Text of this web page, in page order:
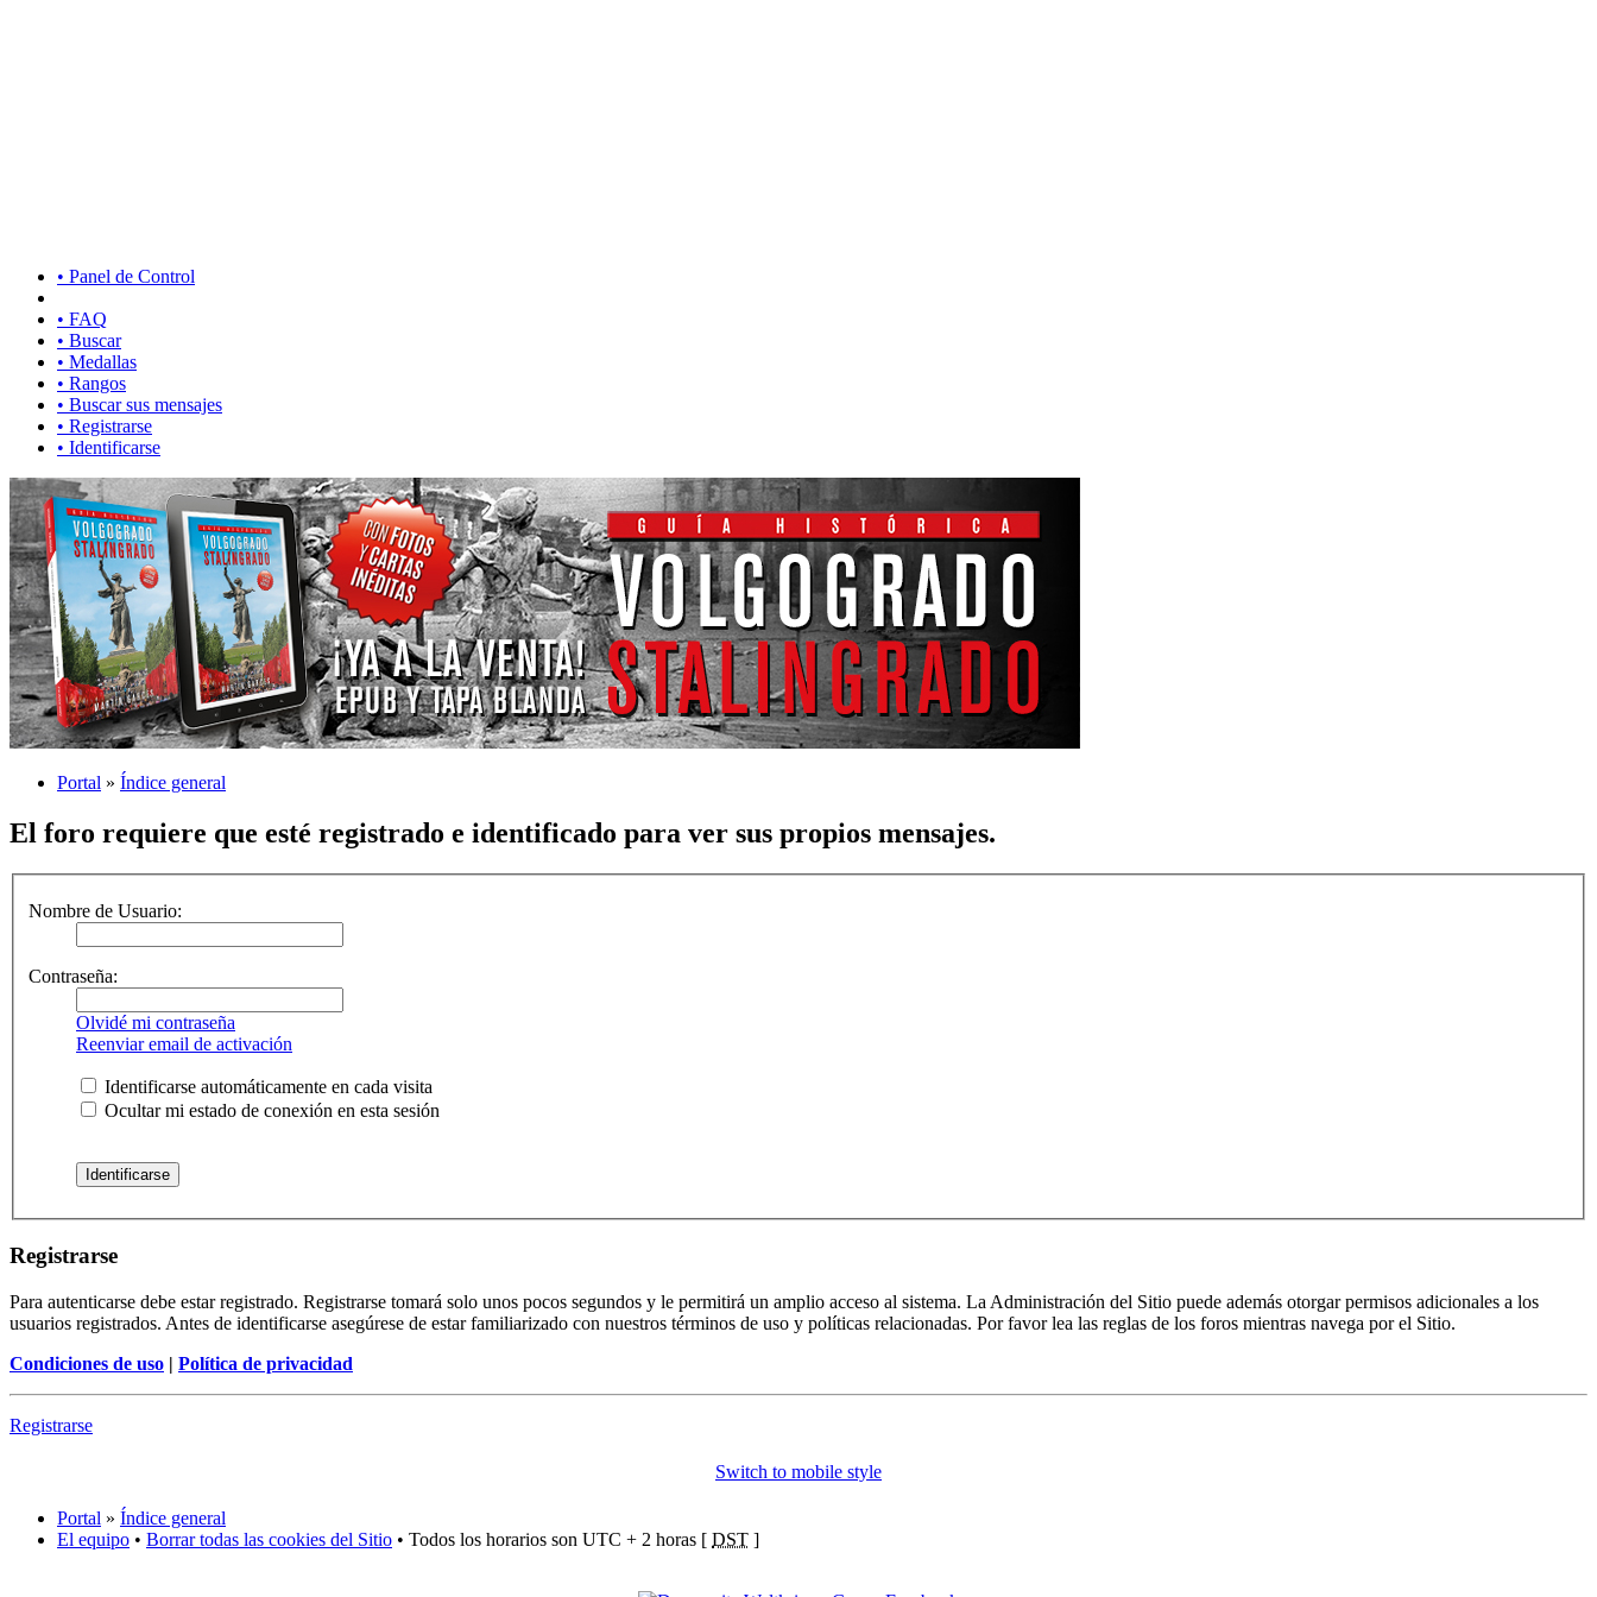
• Panel de Control
• FAQ
• Buscar
• Medallas
• Rangos
• Buscar sus mensajes
• Registrarse
• Identificarse
Portal » Índice general
El foro requiere que esté registrado e identificado para ver sus propios mensajes.
Nombre de Usuario:
Contraseña:
Olvidé mi contraseña
Reenviar email de activación
Identificarse automáticamente en cada visita
Ocultar mi estado de conexión en esta sesión
Registrarse
Para autenticarse debe estar registrado. Registrarse tomará solo unos pocos segundos y le permitirá un amplio acceso al sistema. La Administración del Sitio puede además otorgar permisos adicionales a los
usuarios registrados. Antes de identificarse asegúrese de estar familiarizado con nuestros términos de uso y políticas relacionadas. Por favor lea las reglas de los foros mientras navega por el Sitio.
Condiciones de uso | Política de privacidad
Registrarse
Switch to mobile style
Portal » Índice general
El equipo • Borrar todas las cookies del Sitio • Todos los horarios son UTC + 2 horas [ DST ]